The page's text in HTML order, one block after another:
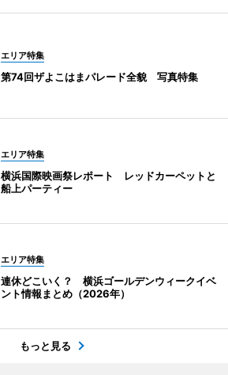
エリア特集
第74回ザよこはまパレード全貌 写真特集
エリア特集
横浜国際映画祭レポート レッドカーペットと
船上パーティー
エリア特集
連休どこいく？ 横浜ゴールデンウィークイベ
ント情報まとめ（2026年）
もっと見る